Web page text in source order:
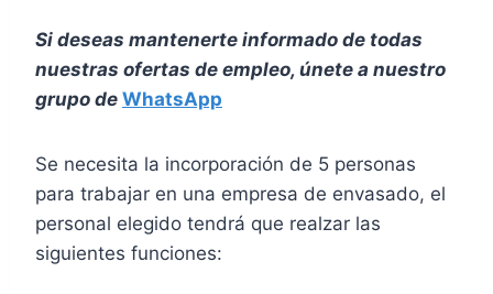
Si deseas mantenerte informado de todas
nuestras ofertas de empleo, únete a nuestro
grupo de WhatsApp
Se necesita la incorporación de 5 personas
para trabajar en una empresa de envasado, el
personal elegido tendrá que realzar las
siguientes funciones: